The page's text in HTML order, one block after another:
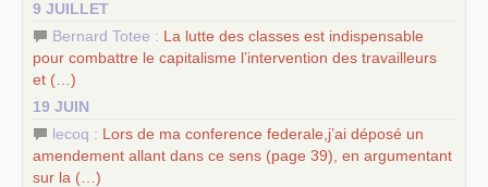
9 JUILLET
Bernard Totee : La lutte des classes est indispensable
pour combattre le capitalisme l’intervention des travailleurs
et (…)
19 JUIN
lecoq : Lors de ma conference federale,j’ai déposé un
amendement allant dans ce sens (page 39), en argumentant
sur la (…)